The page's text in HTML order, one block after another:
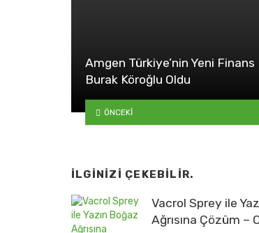
Amgen Türkiye’nin Yeni Finans
Burak Köroğlu Oldu
ÖNCEKI
İLGINIZI ÇEKEBILIR.
Vacrol Sprey ile
Ağrısına Çözüm –